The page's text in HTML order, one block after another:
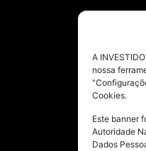
A
nossa
Cookies.
Este banner
Autoridade
Dados